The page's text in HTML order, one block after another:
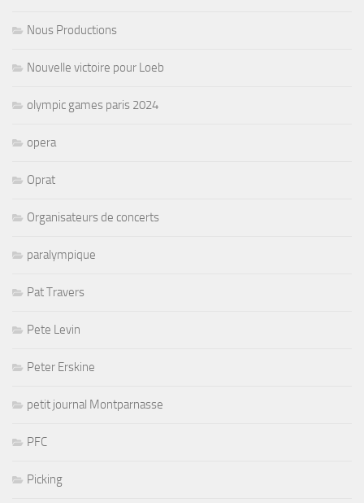
Nous Productions
Nouvelle victoire pour Loeb
olympic games paris 2024
opera
Oprat
Organisateurs de concerts
paralympique
Pat Travers
Pete Levin
Peter Erskine
petit journal Montparnasse
PFC
Picking